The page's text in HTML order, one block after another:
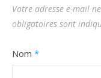
Votre adresse e-mail
obligatoires sont
Nom *